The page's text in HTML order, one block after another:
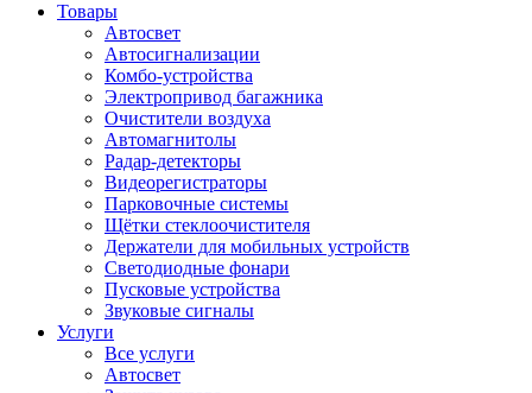
Товары
Автосвет
Автосигнализации
Комбо-устройства
Электропривод багажника
Очистители воздуха
Автомагнитолы
Радар-детекторы
Видеорегистраторы
Парковочные системы
Щётки стеклоочистителя
Держатели для мобильных устройств
Светодиодные фонари
Пусковые устройства
Звуковые сигналы
Услуги
Все услуги
Автосвет